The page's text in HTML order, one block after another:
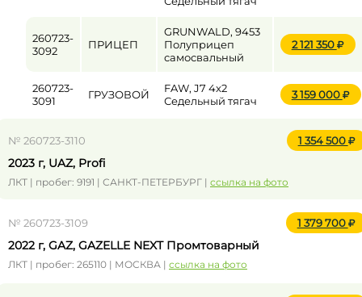
260723-
3092
ПРИЦЕП
GRUNWALD, 9453
Полуприцеп
самосвальный
2 121 350
260723-
3091
ГРУЗОВОЙ
FAW, J7 4x2
Седельный тягач
3 159 000
№ 260723-3110 1 354 500
2023 г, UAZ, Profi
ЛКТ | пробег: 9191 | САНКТ-ПЕТЕРБУРГ | ссылка на фото
№ 260723-3109 1 379 700
2022 г, GAZ, GAZELLE NEXT Промтоварный
ЛКТ | пробег: 265110 | МОСКВА | ссылка на фото